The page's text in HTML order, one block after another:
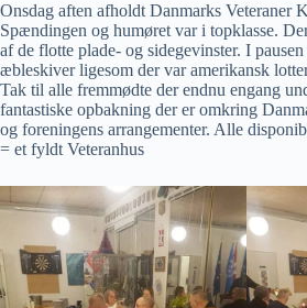
Onsdag aften afholdt Danmarks Veteraner
Spændingen og humøret var i topklasse.
af de flotte plade- og sidegevinster. I
æbleskiver ligesom der var amerikansk
Tak til alle fremmødte der endnu engang
fantastiske opbakning der er omkring
og foreningens arrangementer. Alle
= et fyldt Veteranhus